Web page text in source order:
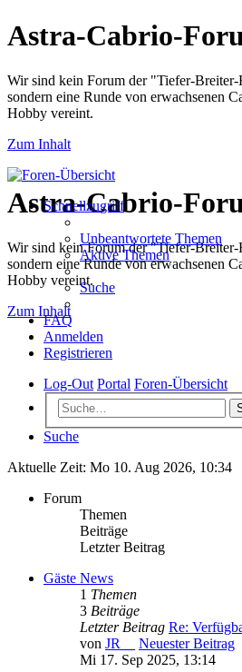
Astra-Cabrio-
Wir sind kein Forum der "Tiefer-
sondern eine Runde von erwachsenen
Hobby vereint.
Zum Inhalt
Astra-Cabrio-
Wir sind kein Forum der "Tiefer-
sondern eine Runde von erwachsenen
Hobby vereint.
Zum Inhalt
Schnellzugriff
Unbeantwortete Themen
Aktive Themen
Suche
FAQ
Anmelden
Registrieren
Log-Out Portal Foren-Übersicht
Suche
Aktuelle Zeit: Mo 10. Aug 2026, 10:34
Forum
Themen
Beiträge
Letzter Beitrag
Gäste News
1 Themen
3 Beiträge
Letzter Beitrag Re:
von JR__
Neuester Beitrag
Mi 17. Sep 2025, 13:14